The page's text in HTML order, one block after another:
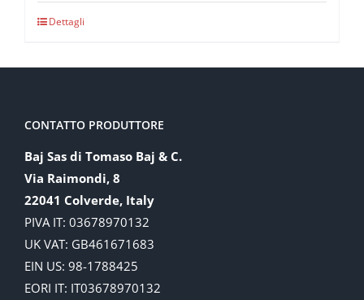
Dettagli
CONTATTO PRODUTTORE
Baj Sas di Tomaso Baj & C.
Via Raimondi, 8
22041 Colverde, Italy
PIVA IT: 03678970132
UK VAT: GB461671683
EIN US: 98-1788425
EORI IT: IT03678970132